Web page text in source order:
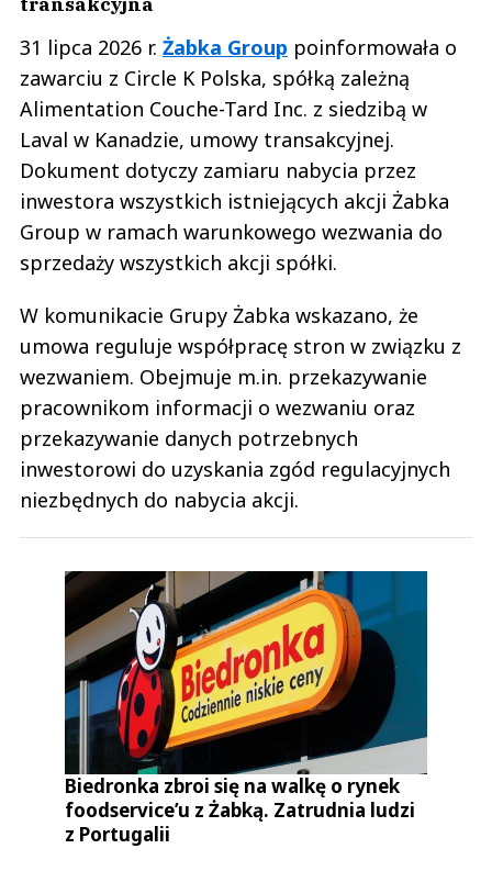
31 lipca 2026 r. Żabka Group poinformowała o
zawarciu z Circle K Polska, spółką zależną
Alimentation Couche-Tard Inc. z siedzibą w
Laval w Kanadzie, umowy transakcyjnej.
Dokument dotyczy zamiaru nabycia przez
inwestora wszystkich istniejących akcji Żabka
Group w ramach warunkowego wezwania do
sprzedaży wszystkich akcji spółki.
W komunikacie Grupy Żabka wskazano, że
umowa reguluje współpracę stron w związku z
wezwaniem. Obejmuje m.in. przekazywanie
pracownikom informacji o wezwaniu oraz
przekazywanie danych potrzebnych
inwestorowi do uzyskania zgód regulacyjnych
niezbędnych do nabycia akcji.
Biedronka zbroi się na walkę o rynek
foodservice’u z Żabką. Zatrudnia ludzi
z Portugalii